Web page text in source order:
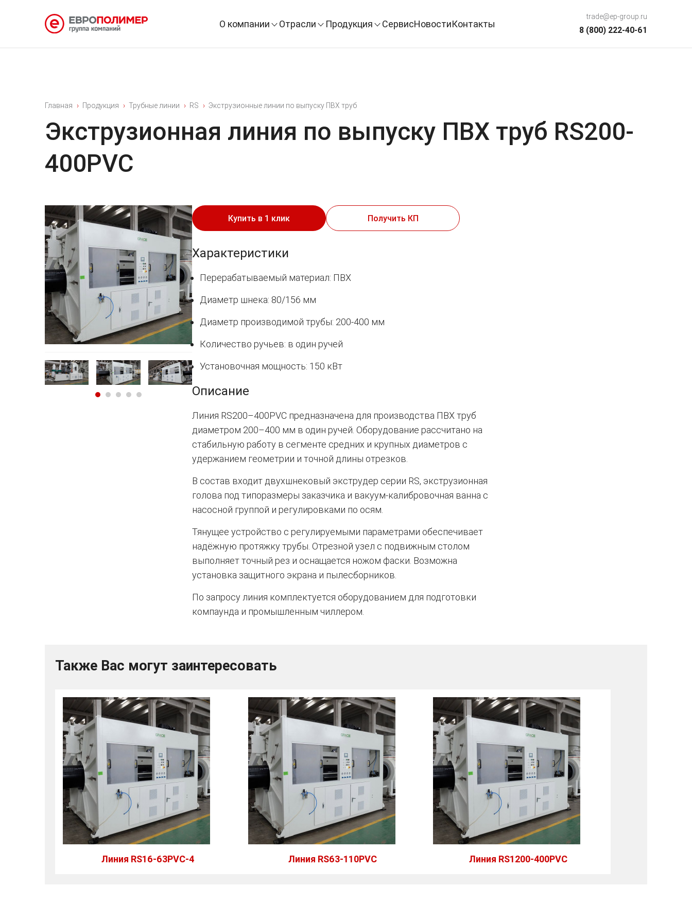
О компании Отрасли Продукция СервисНовостиКонтакты
trade@ep-group.ru
8 (800) 222-40-61
Главная Продукция Трубные линии RS Экструзионные линии по выпуску ПВХ труб
Экструзионная линия по выпуску ПВХ труб RS200-
400PVC
Купить в 1 клик Получить КП
Характеристики
Перерабатываемый материал: ПВХ
Диаметр шнека: 80/156 мм
Диаметр производимой трубы: 200-400 мм
Количество ручьев: в один ручей
Установочная мощность: 150 кВт
Описание
Линия RS200–400PVC предназначена для производства ПВХ труб
диаметром 200–400 мм в один ручей. Оборудование рассчитано на
стабильную работу в сегменте средних и крупных диаметров с
удержанием геометрии и точной длины отрезков.
В состав входит двухшнековый экструдер серии RS, экструзионная
голова под типоразмеры заказчика и вакуум-калибровочная ванна с
насосной группой и регулировками по осям.
Тянущее устройство с регулируемыми параметрами обеспечивает
надёжную протяжку трубы. Отрезной узел с подвижным столом
выполняет точный рез и оснащается ножом фаски. Возможна
установка защитного экрана и пылесборников.
По запросу линия комплектуется оборудованием для подготовки
компаунда и промышленным чиллером.
Также Вас могут заинтересовать
Линия RS16-63PVC-4 Линия RS63-110PVC Линия RS1200-400PVC